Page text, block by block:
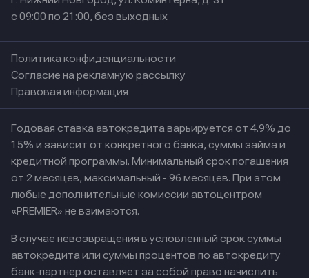
с 09:00 по 21:00, без выходных
Политика конфиденциальности
Согласие на рекламную рассылку
Правовая информация
Годовая ставка автокредита варьируется от 4.9% до
15% и зависит от конкретного банка, суммы займа и
кредитной программы. Минимальный срок погашения
от 2 месяцев, максимальный - 96 месяцев. При этом
любые дополнительные комиссии автоцентром
«PREMIER» не взимаются.
В случае невозвращения в условленный срок суммы
автокредита или суммы процентов по автокредиту
банк-партнер оставляет за собой право начислить